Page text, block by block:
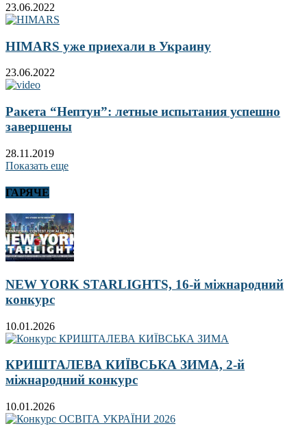
23.06.2022
HIMARS уже приехали в Украину
23.06.2022
Ракета “Нептун”: летные испытания успешно
завершены
28.11.2019
Показать еще
ГАРЯЧЕ
NEW YORK STARLIGHTS, 16-й міжнародний
конкурс
10.01.2026
КРИШТАЛЕВА КИЇВСЬКА ЗИМА, 2-й
міжнародний конкурс
10.01.2026